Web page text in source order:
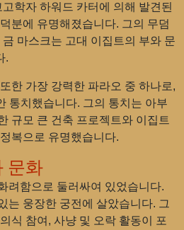
학자 하워드 카터에 의해 발견된
분에 유명해졌습니다. 그의 무덤
마스크는 고대 이집트의 부와 문
.
한 가장 강력한 파라오 중 하나로,
통치했습니다. 그의 통치는 아부
규모 큰 건축 프로젝트와 이집트
복으로 유명했습니다.
문화
려함으로 둘러싸여 있었습니다.
는 웅장한 궁전에 살았습니다. 그
식 참여, 사냥 및 오락 활동이 포